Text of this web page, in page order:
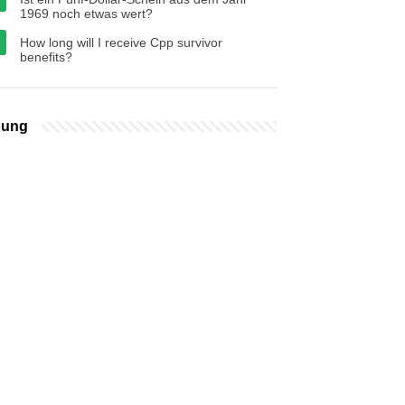
1969 noch etwas wert?
How long will I receive Cpp survivor
benefits?